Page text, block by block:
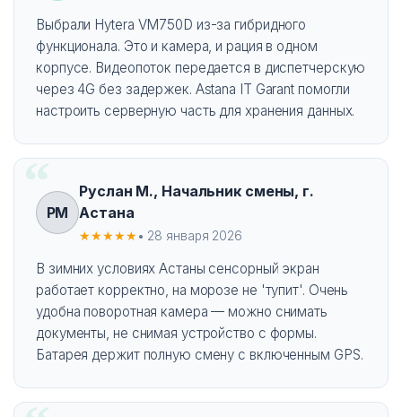
Выбрали Hytera VM750D из-за гибридного
функционала. Это и камера, и рация в одном
корпусе. Видеопоток передается в диспетчерскую
через 4G без задержек. Astana IT Garant помогли
настроить серверную часть для хранения данных.
РМ
Руслан М., Начальник смены, г.
Астана
★★★★★• 28 января 2026
В зимних условиях Астаны сенсорный экран
работает корректно, на морозе не 'тупит'. Очень
удобна поворотная камера — можно снимать
документы, не снимая устройство с формы.
Батарея держит полную смену с включенным GPS.